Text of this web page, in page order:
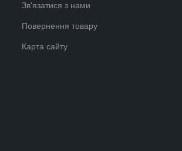
Зв'язатися з нами
Повернення товару
Карта сайту